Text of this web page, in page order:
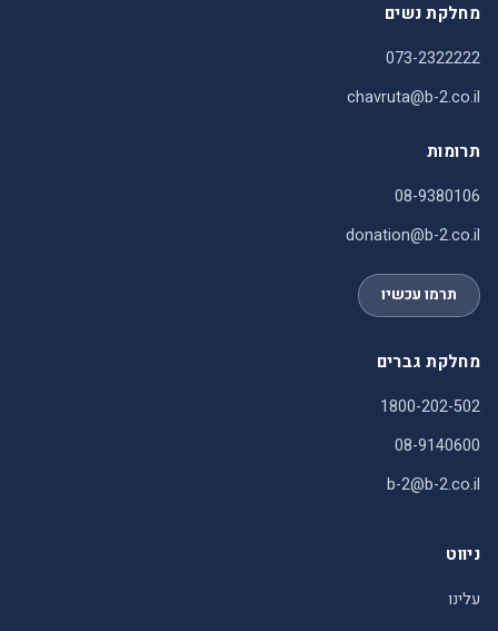
מחלקת נשים
073-2322222
chavruta@b-2.co.il
תרומות
08-9380106
donation@b-2.co.il
תרמו עכשיו
מחלקת גברים
1800-202-502
08-9140600
b-2@b-2.co.il
ניווט
עלינו